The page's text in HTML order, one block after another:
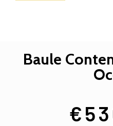
Baule
€